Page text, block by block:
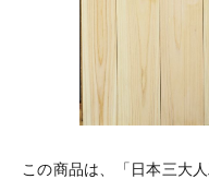
この商品は、「日本三大